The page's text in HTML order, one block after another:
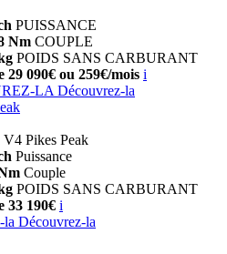
PUISSANCE
Nm COUPLE
POIDS SANS CARBURANT
090€ ou 259€/mois i
LA Découvrez-la
Pikes Peak
Puissance
Couple
POIDS SANS CARBURANT
33 190€ i
la Découvrez-la